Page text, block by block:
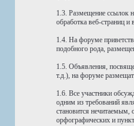
1.3. Размещение ссылок
обработка веб-страниц
1.4. На форуме
подобного рода,
1.5. Объявления,
т.д.), на форуме
1.6. Все участники
одним из требований
становится нечитаемым,
орфографических и